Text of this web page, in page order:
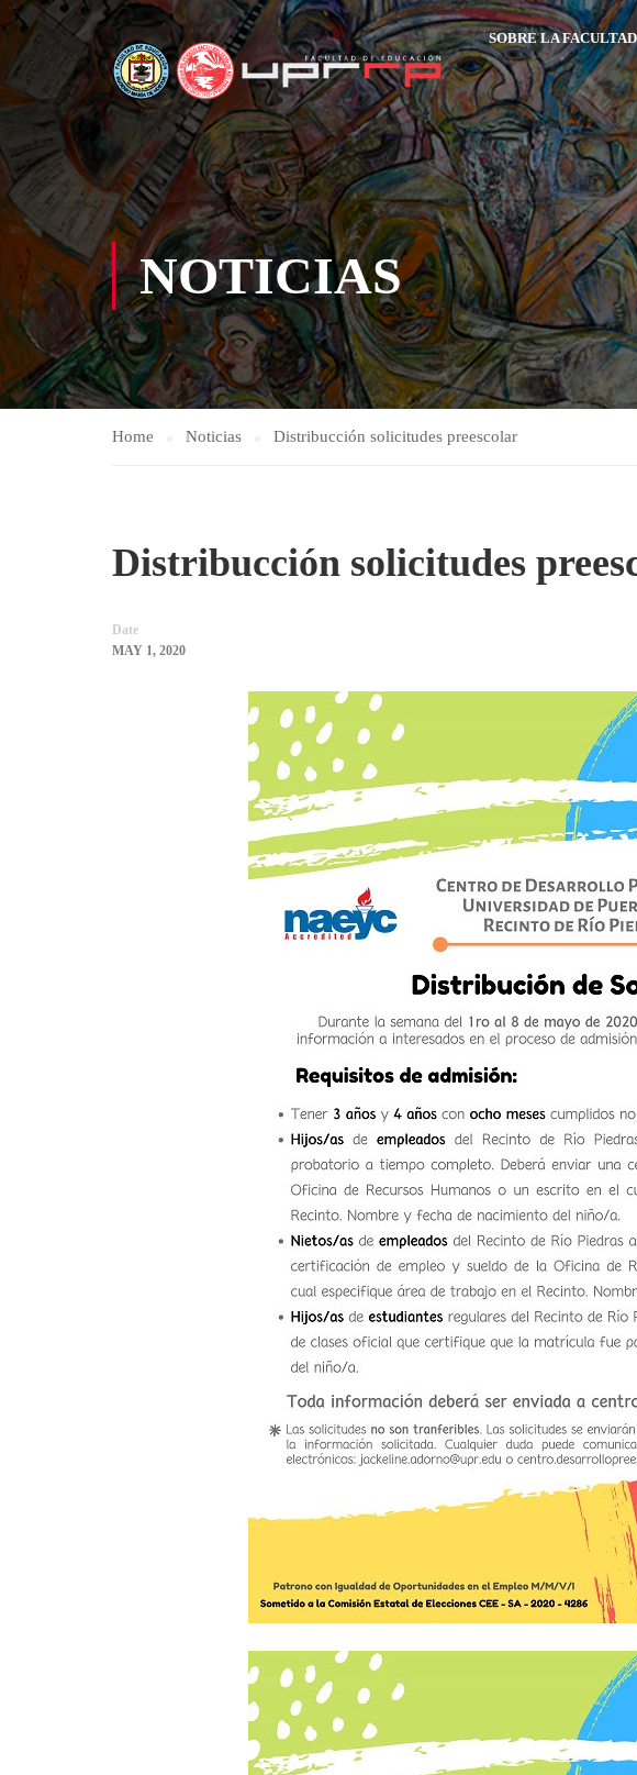
SOBRE LA FACULTAD
NOTICIAS
Home Noticias Distribucción solicitudes preescolar
Distribucción solicitudes
Date
MAY 1, 2020